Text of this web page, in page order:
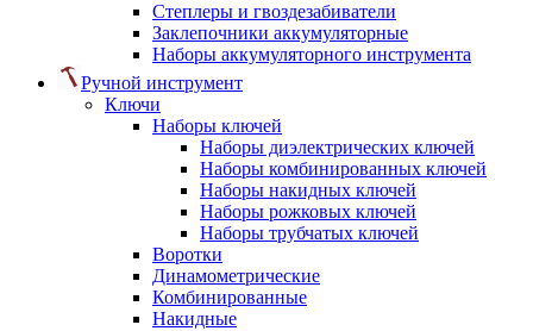
Степлеры и гвоздезабиватели
Заклепочники аккумуляторные
Наборы аккумуляторного инструмента
Ручной инструмент
Ключи
Наборы ключей
Наборы диэлектрических ключей
Наборы комбинированных ключей
Наборы накидных ключей
Наборы рожковых ключей
Наборы трубчатых ключей
Воротки
Динамометрические
Комбинированные
Накидные